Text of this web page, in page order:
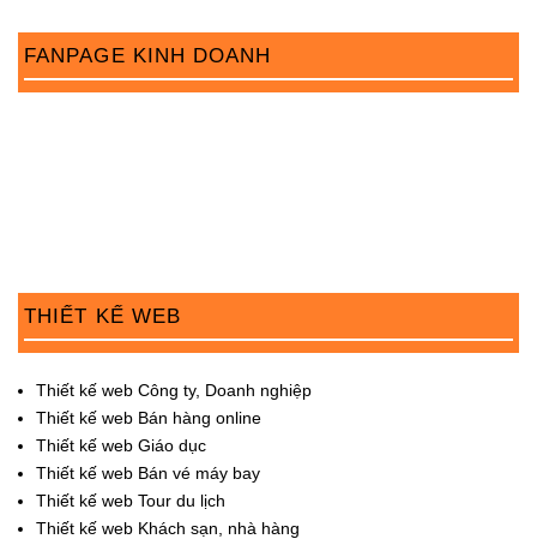
i
o
FANPAGE KINH DOANH
THIẾT KẾ WEB
Thiết kế web Công ty, Doanh nghiệp
Thiết kế web Bán hàng online
Thiết kế web Giáo dục
Thiết kế web Bán vé máy bay
Thiết kế web Tour du lịch
Thiết kế web Khách sạn, nhà hàng